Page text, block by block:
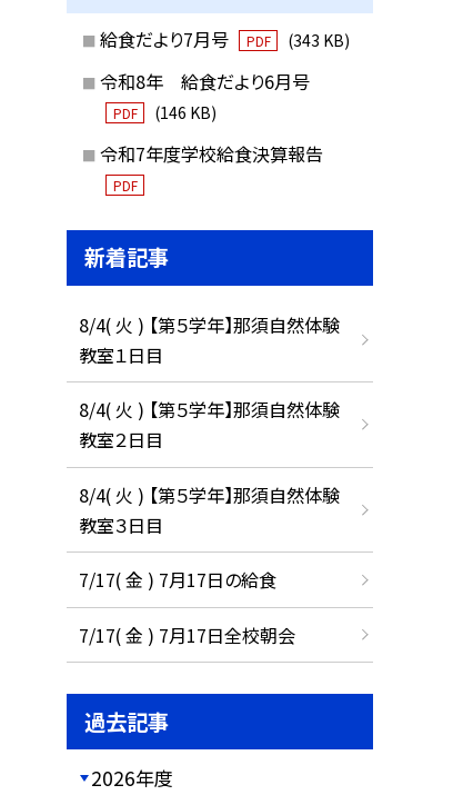
給食だより7月号 PDF (343 KB)
令和8年 給食だより6月号
PDF (146 KB)
令和7年度学校給食決算報告
PDF
新着記事
8/4( 火 ) 【第５学年】那須自然体験
教室１日目
8/4( 火 ) 【第５学年】那須自然体験
教室２日目
8/4( 火 ) 【第５学年】那須自然体験
教室３日目
7/17( 金 ) 7月17日の給食
7/17( 金 ) 7月17日全校朝会
過去記事
2026年度